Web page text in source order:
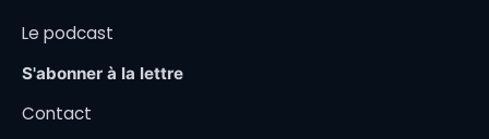
Le podcast
S'abonner à la lettre
Contact